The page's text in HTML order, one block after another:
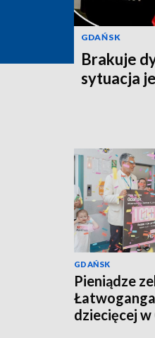
GDAŃSK
Brakuje
sytuacja
GDAŃSK
Pieniądze
dziecięcej w